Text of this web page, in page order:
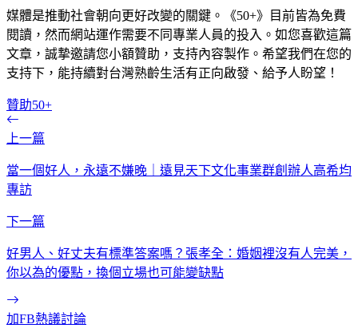
媒體是推動社會朝向更好改變的關鍵。《50+》目前皆為免費
閱讀，然而網站運作需要不同專業人員的投入。如您喜歡這篇
文章，誠摯邀請您小額贊助，支持內容製作。希望我們在您的
支持下，能持續對台灣熟齡生活有正向啟發、給予人盼望！
贊助50+
上一篇
當一個好人，永遠不嫌晚｜遠見天下文化事業群創辦人高希均
專訪
下一篇
好男人、好丈夫有標準答案嗎？張孝全：婚姻裡沒有人完美，
你以為的優點，換個立場也可能變缺點
加FB熱議討論